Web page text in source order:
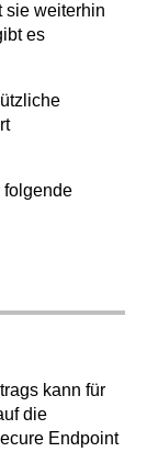
sie weiterhin
es
folgende
kann für
die
Endpoint